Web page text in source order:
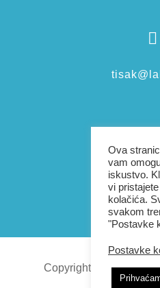


Copyright 2026 | Sva
Ova
vam
iskustvo.
vi
kolačića.
svakom
"Postavke
Postavke